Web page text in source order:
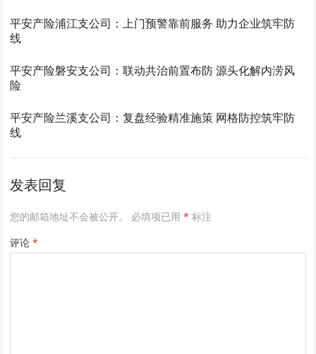
平安产险浦江支公司：上门预警靠前服务 助力企业筑牢防
线
平安产险磐安支公司：联动共治前置布防 源头化解内涝风
险
平安产险兰溪支公司：复盘经验精准施策 网格防控筑牢防
线
发表回复
您的邮箱地址不会被公开。 必填项已用* 标注
评论*